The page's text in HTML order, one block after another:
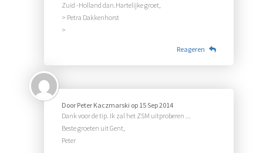
Zuid -Holland dan.Hartelijke groet,
> Petra Dakkenhorst
>
Reageren
Door Peter Kaczmarski op 15 Sep 2014
Dank voor de tip. Ik zal het ZSM uitproberen ...
Beste groeten uit Gent,
Peter